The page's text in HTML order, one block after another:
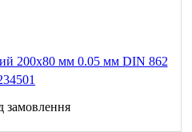
200x80 мм 0.05 мм DIN 862
замовлення